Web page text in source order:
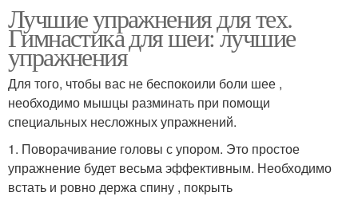
Лучшие упражнения для тех.
Гимнастика для шеи: лучшие
упражнения
Для того, чтобы вас не беспокоили боли шее ,
необходимо мышцы разминать при помощи
специальных несложных упражнений.
1. Поворачивание головы с упором. Это простое
упражнение будет весьма эффективным. Необходимо
встать и ровно держа спину , покрыть